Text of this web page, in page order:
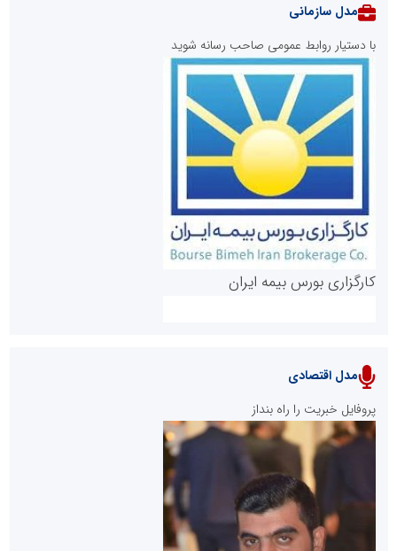
روابط عمومی خبرگزاری گزارش خبر
پایگاه خبری نهضت ملی مسکن
مدل سازمانی
با دستیار روابط عمومی صاحب رسانه شوید
کارگزاری بورس بیمه ایران
سازمان بورس و اوراق بهادار
مرجع اخبار موثق در بازارسرمایه
مدل اقتصادی
پروفایل خبریت را راه بنداز